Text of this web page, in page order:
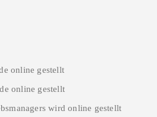
online gestellt
online gestellt
wird online gestellt